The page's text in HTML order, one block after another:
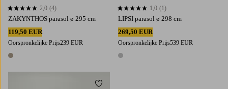
ZAKYNTHOS parasol ø 295 cm
119,50 EUR
Oorspronkelijke Prijs239 EUR
1 kleur
2,0 op basis van 4 beoordelingen
2,0 (4)
LIPSI parasol ø 298 cm
269,50 EUR
Oorspronkelijke Prijs539 EUR
1 kleur
1,0 op basis van 1 beoordelingen
1,0 (1)
Toevoegen aan favorieten